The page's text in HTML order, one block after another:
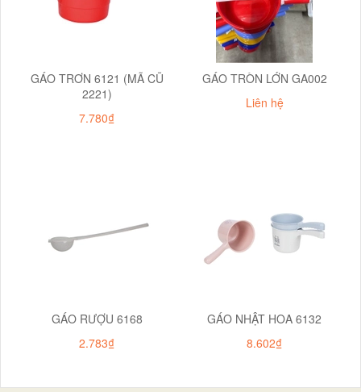
GÁO TRƠN 6121 (MÃ CŨ
2221)
7.780₫
GÁO TRÒN LỚN GA002
Liên hệ
GÁO RƯỢU 6168
2.783₫
GÁO NHẬT HOA 6132
8.602₫